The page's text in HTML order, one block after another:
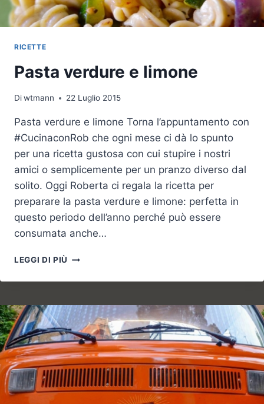
RICETTE
Pasta verdure e limone
Diwtmann 22 Luglio 2015
Pasta verdure e limone Torna l’appuntamento con
#CucinaconRob che ogni mese ci dà lo spunto
per una ricetta gustosa con cui stupire i nostri
amici o semplicemente per un pranzo diverso dal
solito. Oggi Roberta ci regala la ricetta per
preparare la pasta verdure e limone: perfetta in
questo periodo dell’anno perché può essere
consumata anche…
LEGGI DI PIÙ PASTA
E